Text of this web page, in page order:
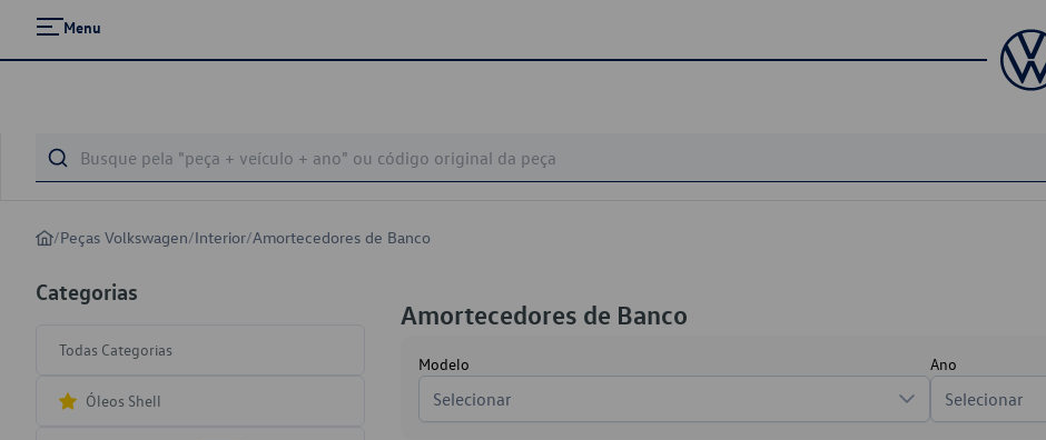
Menu
/Peças Volkswagen/Interior/Amortecedores de Banco
Categorias
Todas Categorias
Óleos Shell
Amortecedores de Banco
Modelo
Selecionar
Ano
Selecionar